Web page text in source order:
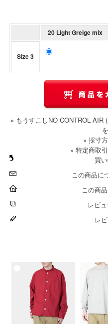
» 採寸
» 特定商取
買
この商品に
この商
レビ
レ
20 Light Greige mix
Size 3
» もうすこしNO CONTROL AIR